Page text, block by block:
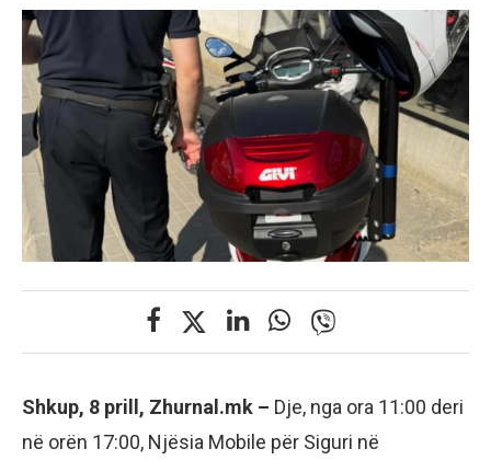
Shkup, 8 prill, Zhurnal.mk – Dje, nga ora 11:00 deri
në orën 17:00, Njësia Mobile për Siguri në